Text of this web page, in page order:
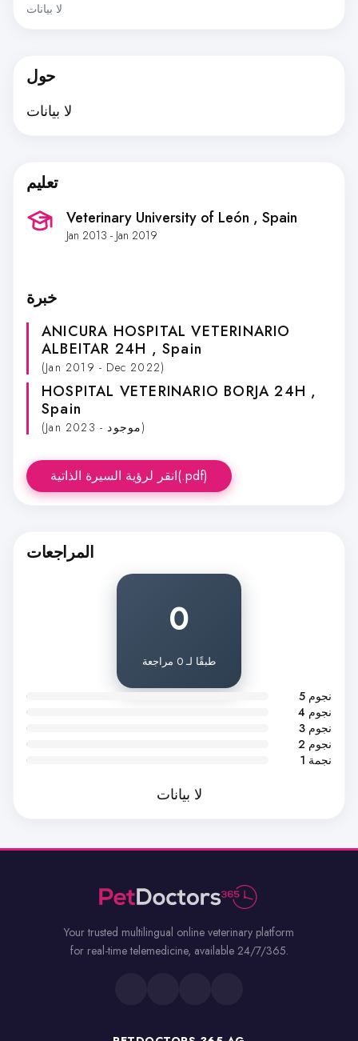
لا بيانات
حول
لا بيانات
تعليم
Veterinary University of León , Spain
Jan 2013 - Jan 2019
خبرة
ANICURA HOSPITAL VETERINARIO
ALBEITAR 24H , Spain
(Jan 2019 - Dec 2022)
HOSPITAL VETERINARIO BORJA 24H ,
Spain
(Jan 2023 - موجود)
انقر لرؤية السيرة الذاتية(.pdf)
المراجعات
0
طبقًا لـ 0 مراجعة
5 نجوم
4 نجوم
3 نجوم
2 نجوم
1 نجمة
لا بيانات
Your trusted multilingual online veterinary platform
for real-time telemedicine, available 24/7/365.